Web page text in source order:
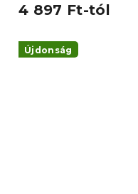
4 897 Ft-tól
Újdonság